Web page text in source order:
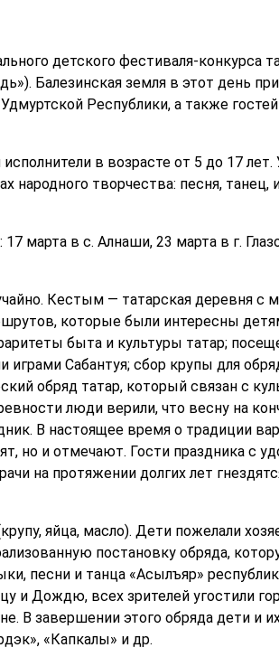
детского фестиваля-конкурса
Балезинская земля в этот день
Республики, а также
в возрасте от 5 до 17 лет.
творчества: песня, танец,
марта в с. Алнаши, 23 марта в г.
Кестым — татарская деревня с
которые были интересны
быта и культуры татар;
Сабантуя; сбор крупы для
обряд татар, который связан с
люди верили, что весну на
В настоящее время о традиции
но и отмечают. Гости праздника с
на протяжении долгих лет
яйца, масло). Дети пожелали
постановку обряда,
песни и танца «Асылъяр»
и Дождю, всех зрителей угостили
В завершении этого обряда дети и
«Капкалы» и др.